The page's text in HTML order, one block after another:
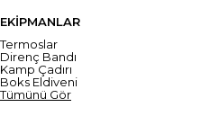
EKİPMANLAR
Termoslar
Direnç Bandı
Kamp Çadırı
Boks Eldiveni
Tümünü Gör